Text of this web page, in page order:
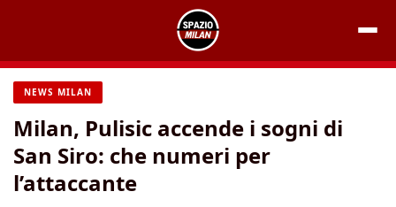
contenuto
NEWS MILAN
Milan, Pulisic accende i sogni di
San Siro: che numeri per
l’attaccante